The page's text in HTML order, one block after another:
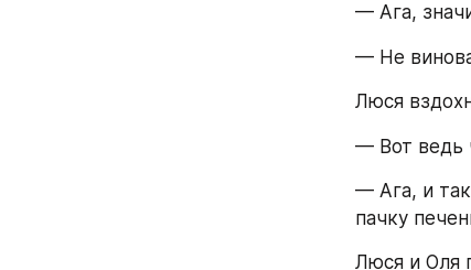
— Ага,
— Не
Люся
— Вот ведь
— Ага, и
пачку
Люся и Оля